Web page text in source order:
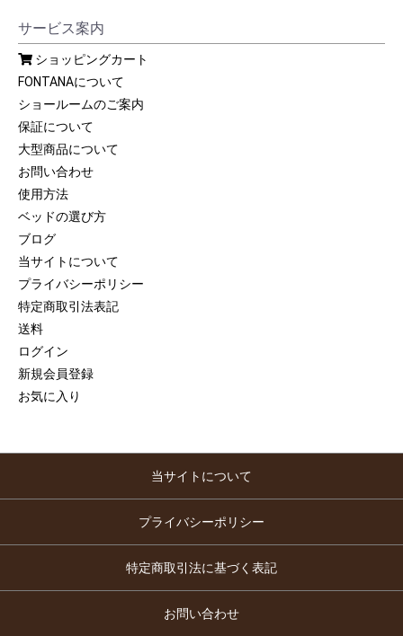
サービス案内
ショッピングカート
FONTANAについて
ショールームのご案内
保証について
大型商品について
お問い合わせ
使用方法
ベッドの選び方
ブログ
当サイトについて
プライバシーポリシー
特定商取引法表記
送料
ログイン
新規会員登録
お気に入り
当サイトについて
プライバシーポリシー
特定商取引法に基づく表記
お問い合わせ